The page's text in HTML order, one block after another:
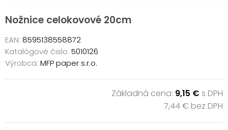
Nožnice celokovové 20cm
EAN: 8595138558872
Katalógové čislo: 5010126
Výrobca: MFP paper s.r.o.
Základná cena: 9,15 € s DPH
7,44 € bez DPH